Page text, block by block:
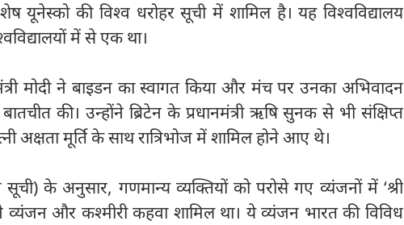
यूनेस्को की विश्व धरोहर सूची में शामिल है। यह विश्वविद्यालय
में से एक था।
मोदी ने बाइडन का स्वागत किया और मंच पर उनका अभिवादन
की। उन्होंने ब्रिटेन के प्रधानमंत्री ऋषि सुनक से भी संक्षिप्त
अक्षता मूर्ति के साथ रात्रिभोज में शामिल होने आए थे।
के अनुसार, गणमान्य व्यक्तियों को परोसे गए व्यंजनों में ‘श्री
व्यंजन और कश्मीरी कहवा शामिल था। ये व्यंजन भारत की विविध